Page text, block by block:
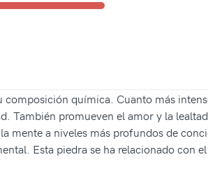
composición química. Cuanto más
También promueven el amor y la
mente a niveles más profundos de
Esta piedra se ha relacionado con